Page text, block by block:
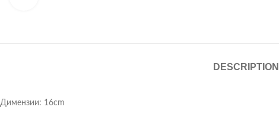
DESCRIPTION
Димензии: 16cm